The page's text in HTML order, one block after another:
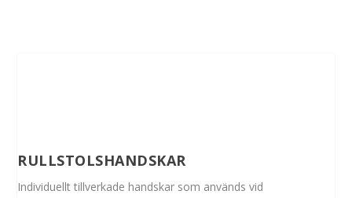
RULLSTOLSHANDSKAR
Individuellt tillverkade handskar som används vid